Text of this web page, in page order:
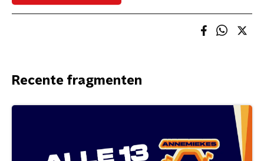
Recente fragmenten